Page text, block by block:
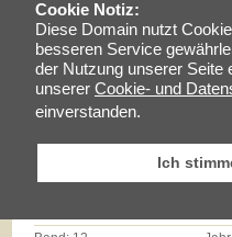
Cookie Notiz:
Diese Domain nutzt
besseren Service
der Nutzung unserer Seite
unserer Cookie- und
einverstanden.
Ich
Der Edel Gestreng Herr
Band:12
Verfasser: Zollmann, Günther
Massenarmut und
Band:12
Götz E.Hübner - ein